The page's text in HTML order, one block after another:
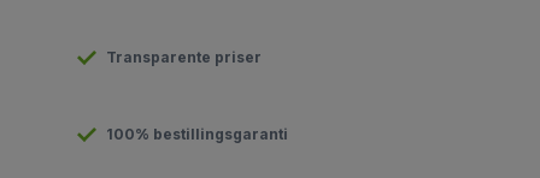
Transparente priser
100% bestillingsgaranti